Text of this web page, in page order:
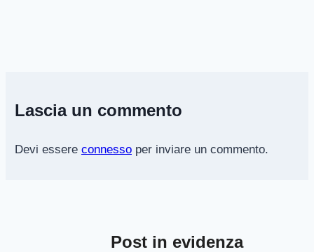
Lascia un commento
Devi essere connessoper inviare un commento.
Post in evidenza